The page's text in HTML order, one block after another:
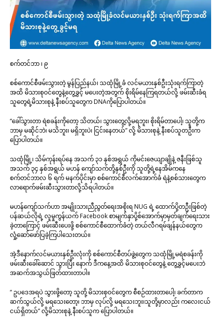
စက်တင်ဘာ ၊ ၉
စစ်ကောင်စီဖမ်းသွားတဲ့ မွန်ပြည်နယ်၊ သထုံမြို့ခံ လင်မယားနှစ်ဦးသုံးရက်ကြာတဲ့
အထိ မိသားစုဝင်တွေနဲ့တွေ့ခွင့် မပေးတဲ့အတွက် စိုးရိမ်နေကြရတယ်လို့ ဖမ်းဆီးခံရ
သူတွေရဲ့မိသားစုနဲ့ နီးစပ်သူတွေက DNAကိုပြောပါတယ်။
“ခေါ်သွားတာ ရဲစခန်းကိုတော့ သိတယ်၊ သွားတွေ့လို့မရဘူး၊ စိုးရိမ်တာပေါ့၊ သူတို့က
ဘာမှ မဆိုင်ဘဲ၊ မသိဘူး၊ မရှိဘူးပဲ၊ ငြင်းနေတယ်” လို့ မိသားစုနဲ့ နီးစပ်သူတဦးက
ပြောပါတယ်။
သထုံမြို့၊ သိမ်ကုန်းရပ်နေ အသက် ၃၁ နှစ်အရွယ် ကိုမင်းဇေယျာချိုနဲ့ ဇနီးဖြစ်သူ
အသက် ၃၄ နှစ်အရွယ် မဟန် ကျော်သက်တို့နှစ်ဦးကို သူတို့ရဲ့နေအိမ်ကနေ
စက်တင်ဘာလ ၆ ရက် မနက်ပိုင်းမှာ စစ်ကောင်စီလက်အောက်ခံ ရဲနဲ့စစ်သားတွေက
လာရောက်ဖမ်းဆီးသွားတာလို့သိရပါတယ်။
မဟန်ကျော်သက်ဟာ အမျိုးသားညီညွတ်ရေးအစိုးရ NUG ရဲ့ ထောက်ပို့တဦးဖြစ်တဲ့
ပန်ဆယ်လိုရဲ့ လူမှုကွန်ယက် Facebook စာမျက်နှာပို့စ်အောက်မှာမှတ်ချက်ရေးသား
ခဲ့တာကြောင့် ဖမ်းဆီးပေးဖို့ စစ်ကောင်စီထောက်ခံတဲ့ တယ်လီဂရမ်ချန်နယ်တွေက
လှုံ့ဆော်ဖော်ပြခဲ့ကြပါသေးတယ်။
အဲ့ဒီနောက်လင်မယားနှစ်ဦးလုံးကို စစ်ကောင်စီတပ်ဖွဲ့တွေက သထုံမြို့မရဲစခန်းကို
ဖမ်းဆီးခေါ်ဆောင် သွားပြီး နောက် ဒီကနေ့အထိ မိသားစုဝင်တွေနဲ့ တွေ့ခွင့်မပေးဘဲ
အဆက်အသွယ်ဖြတ်ထားတာပါ။
“ ဥပဒေအရပဲ သွားဖို့တော့ သူတို့ မိသားစုဝင်တွေက စီစဉ်ထားတာပေါ့၊ ခက်တာက
ဆက်သွယ်လို့ မရသေးတော့၊ ဘာမှ လုပ်လို့ မရသေးဘူး၊သူတို့မှာလည်း ကလေးငယ်
ငယ်ရှိတယ်” လို့မိသားစုနဲ့ နီးစပ်သူက ပြောပါတယ်။